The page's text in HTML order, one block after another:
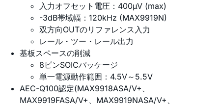
入力オフセット電圧：400µV (max)
-3dB帯域幅：120kHz (MAX9919N)
双方向OUTのリファレンス入力
レール・ツー・レール出力
基板スペースの削減
8ピンSOICパッケージ
単一電源動作範囲：4.5V～5.5V
AEC-Q100認定(MAX9918ASA/V+、
MAX9919FASA/V+、MAX9919NASA/V+、